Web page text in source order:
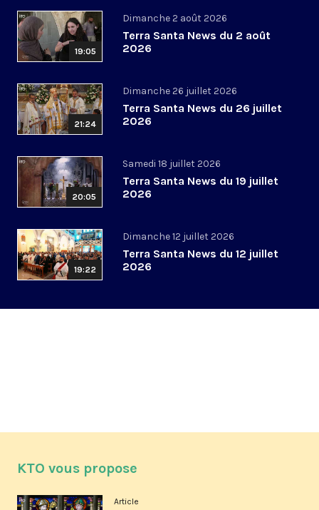
19:05
Dimanche 2 août 2026
Terra Santa News du 2 août
2026
21:24
Dimanche 26 juillet 2026
Terra Santa News du 26 juillet
2026
20:05
Samedi 18 juillet 2026
Terra Santa News du 19 juillet
2026
19:22
Dimanche 12 juillet 2026
Terra Santa News du 12 juillet
2026
KTO vous propose
Article